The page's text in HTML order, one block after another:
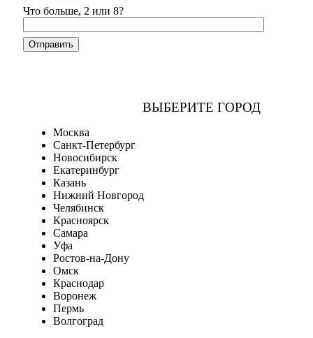
Что больше, 2 или 8?
ВЫБЕРИТЕ ГОРОД
Москва
Санкт-Петербург
Новосибирск
Екатеринбург
Казань
Нижний Новгород
Челябинск
Красноярск
Самара
Уфа
Ростов-на-Дону
Омск
Краснодар
Воронеж
Пермь
Волгоград